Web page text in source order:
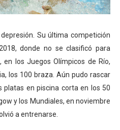
Su última competición
donde no se clasificó para
en los Juegos Olímpicos de Río,
los 100 braza. Aún pudo rascar
platas en piscina corta en los 50
y los Mundiales, en noviembre
a entrenarse.